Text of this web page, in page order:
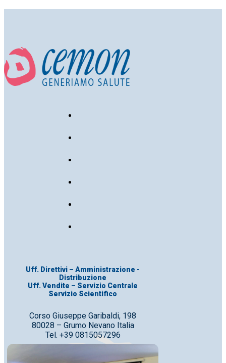
Uff. Direttivi – Amministrazione -
Distribuzione
Uff. Vendite – Servizio Centrale
Servizio Scientifico
Corso Giuseppe Garibaldi, 198
80028 – Grumo Nevano Italia
Tel. +39 0815057296